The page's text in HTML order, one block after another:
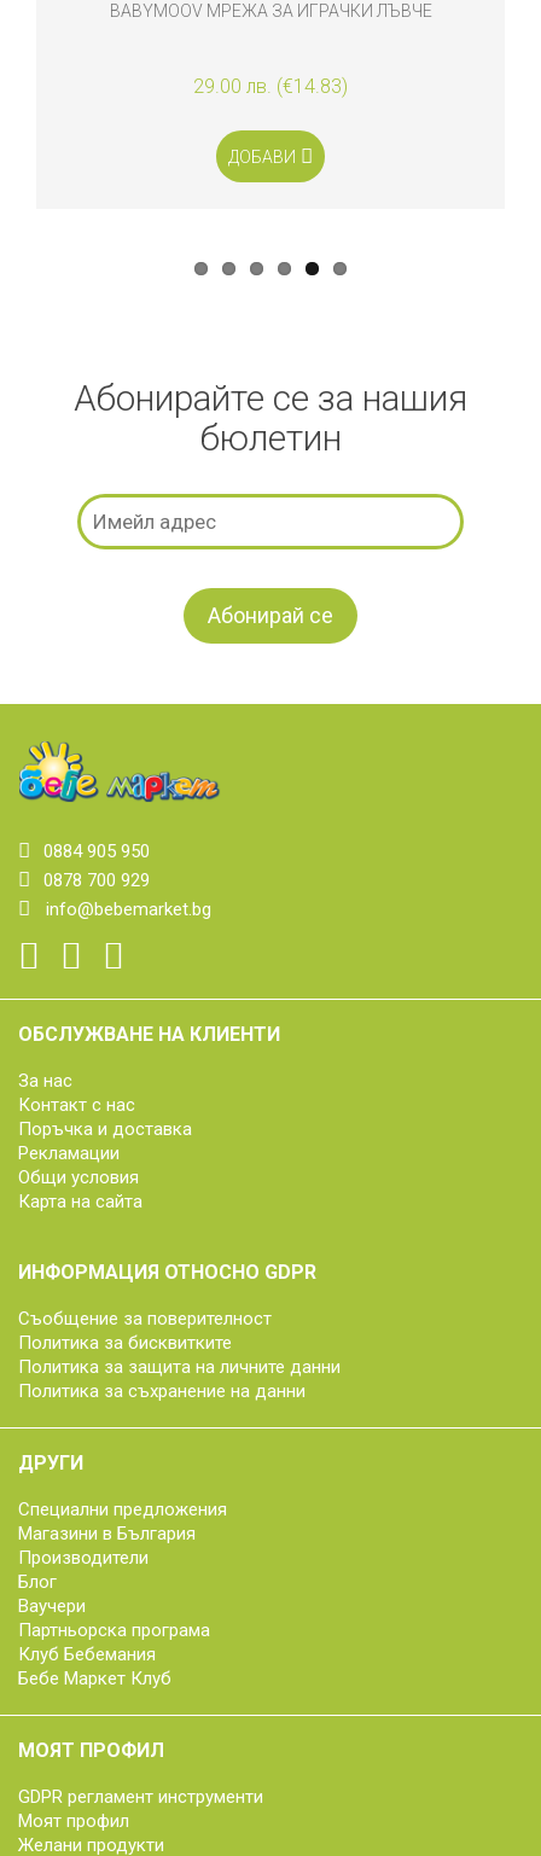
BABYMOOV МРЕЖА ЗА ИГРАЧКИ ЛЪВЧЕ
29.00 лв. (€14.83)
ДОБАВИ
Абонирайте се за нашия
бюлетин
0884 905 950
0878 700 929
info@bebemarket.bg
ОБСЛУЖВАНЕ НА КЛИЕНТИ
За нас
Контакт с нас
Поръчка и доставка
Рекламации
Общи условия
Карта на сайта
ИНФОРМАЦИЯ ОТНОСНО GDPR
Съобщение за поверителност
Политика за бисквитките
Политика за защита на личните данни
Политика за съхранение на данни
ДРУГИ
Специални предложения
Магазини в България
Производители
Блог
Ваучери
Партньорска програма
Клуб Бебемания
Бебе Маркет Клуб
МОЯТ ПРОФИЛ
GDPR регламент инструменти
Моят профил
Желани продукти